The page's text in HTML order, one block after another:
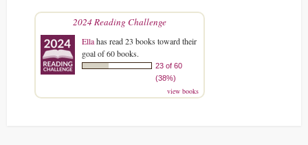
2024 Reading Challenge
Ellahas read 23 books toward their
goal of 60 books.
23 of 60
(38%)
view books